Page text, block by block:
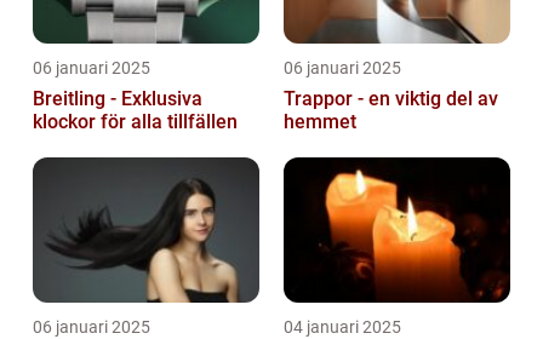
06 januari 2025
Breitling - Exklusiva
klockor för alla tillfällen
06 januari 2025
Trappor - en viktig del av
hemmet
06 januari 2025 04 januari 2025